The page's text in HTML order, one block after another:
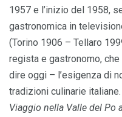
1957 e l’inizio del 1958,
gastronomica in
(Torino 1906 – Tellaro
regista e gastronomo,
dire oggi – l’esigenza di
tradizioni culinarie
Viaggio nella Valle del Po